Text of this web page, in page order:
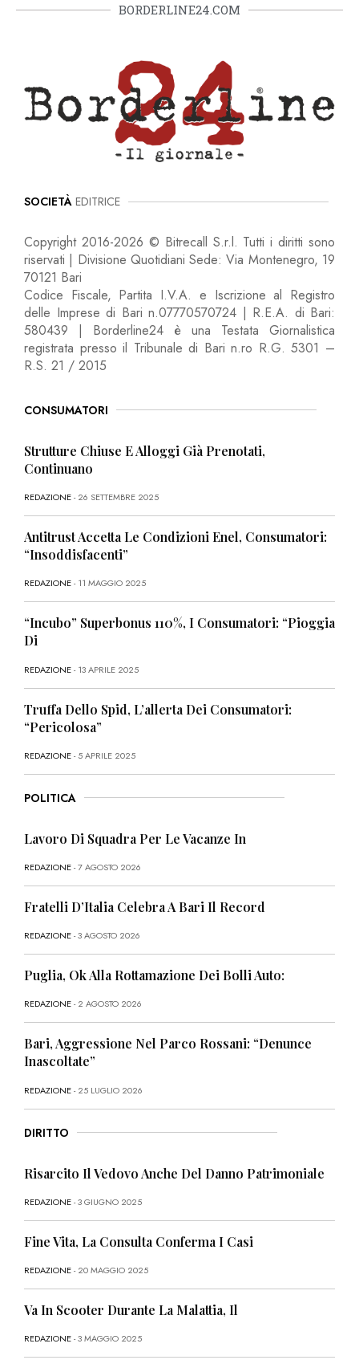
BORDERLINE24.COM
SOCIETÀ EDITRICE
Copyright 2016-2026 © Bitrecall S.r.l. Tutti i diritti sono
riservati | Divisione Quotidiani Sede: Via Montenegro, 19
70121 Bari
Codice Fiscale, Partita I.V.A. e Iscrizione al Registro
delle Imprese di Bari n.07770570724 | R.E.A. di Bari:
580439 | Borderline24 è una Testata Giornalistica
registrata presso il Tribunale di Bari n.ro R.G. 5301 –
R.S. 21 / 2015
CONSUMATORI
Strutture Chiuse E Alloggi Già Prenotati,
Continuano
REDAZIONE- 26 SETTEMBRE 2025
Antitrust Accetta Le Condizioni Enel, Consumatori:
“Insoddisfacenti”
REDAZIONE- 11 MAGGIO 2025
“Incubo” Superbonus 110%, I Consumatori: “Pioggia
Di
REDAZIONE- 13 APRILE 2025
Truffa Dello Spid, L’allerta Dei Consumatori:
“Pericolosa”
REDAZIONE- 5 APRILE 2025
POLITICA
Lavoro Di Squadra Per Le Vacanze In
REDAZIONE- 7 AGOSTO 2026
Fratelli D’Italia Celebra A Bari Il Record
REDAZIONE- 3 AGOSTO 2026
Puglia, Ok Alla Rottamazione Dei Bolli Auto:
REDAZIONE- 2 AGOSTO 2026
Bari, Aggressione Nel Parco Rossani: “Denunce
Inascoltate”
REDAZIONE- 25 LUGLIO 2026
DIRITTO
Risarcito Il Vedovo Anche Del Danno Patrimoniale
REDAZIONE- 3 GIUGNO 2025
Fine Vita, La Consulta Conferma I Casi
REDAZIONE- 20 MAGGIO 2025
Va In Scooter Durante La Malattia, Il
REDAZIONE- 3 MAGGIO 2025